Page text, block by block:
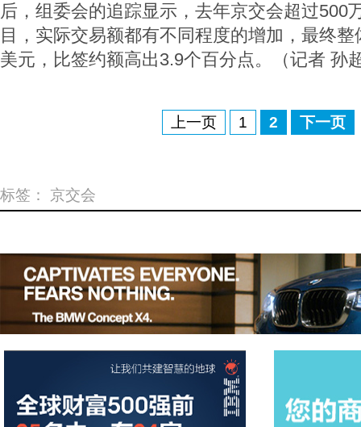
后，组委会的追踪显示，去年京交会超过500
目，实际交易额都有不同程度的增加，最终
美元，比签约额高出3.9个百分点。（记者 孙
上一页 1 2 下一页
标签： 京交会